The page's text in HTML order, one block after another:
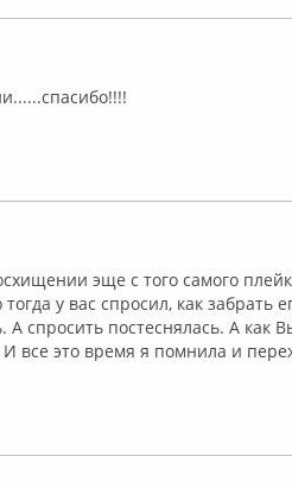
эще с того самого
у вас спросил, как забрать
А спросить постеснялась. А
И все это время я помнила и